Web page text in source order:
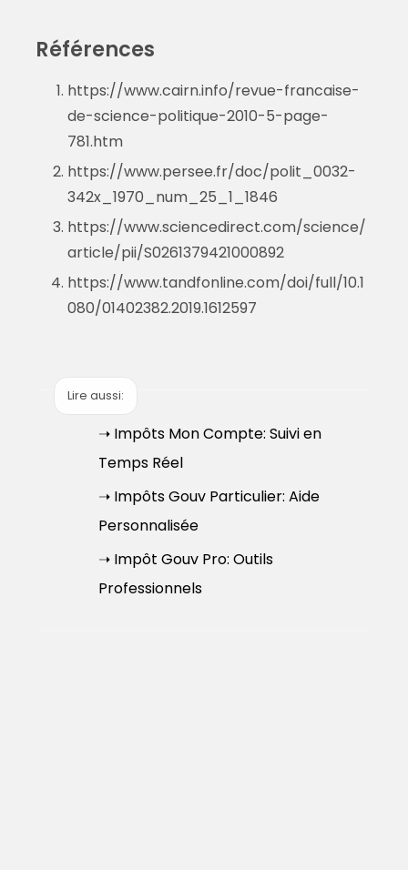
Références
https://www.cairn.info/revue-francaise-
de-science-politique-2010-5-page-
781.htm
https://www.persee.fr/doc/polit_0032-
342x_1970_num_25_1_1846
https://www.sciencedirect.com/science/
article/pii/S0261379421000892
https://www.tandfonline.com/doi/full/10.1
080/01402382.2019.1612597
Lire aussi:
➝ Impôts Mon Compte: Suivi en
Temps Réel
➝ Impôts Gouv Particulier: Aide
Personnalisée
➝ Impôt Gouv Pro: Outils
Professionnels